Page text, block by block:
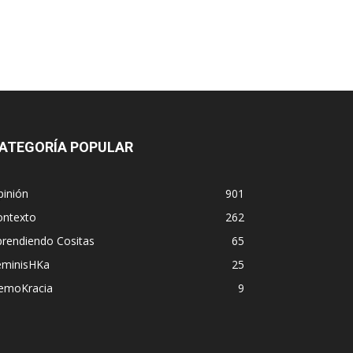
POPULAR
901
262
Cositas
65
25
9